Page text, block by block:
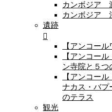
カンボジア
カンボジア
遺跡
【アンコー
【アンコー
ン寺院と５つ
【アンコー
ナカス・バプ
のテラス
観光